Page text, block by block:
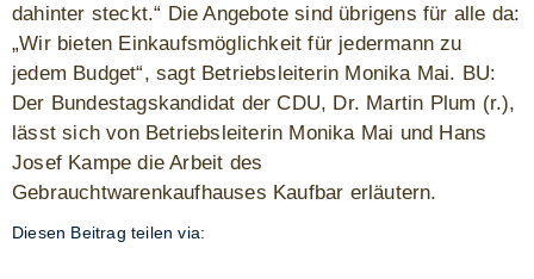
dahinter steckt.“ Die Angebote sind übrigens für alle da:
„Wir bieten Einkaufsmöglichkeit für jedermann zu
jedem Budget“, sagt Betriebsleiterin Monika Mai. BU:
Der Bundestagskandidat der CDU, Dr. Martin Plum (r.),
lässt sich von Betriebsleiterin Monika Mai und Hans
Josef Kampe die Arbeit des
Gebrauchtwarenkaufhauses Kaufbar erläutern.
Diesen Beitrag teilen via: